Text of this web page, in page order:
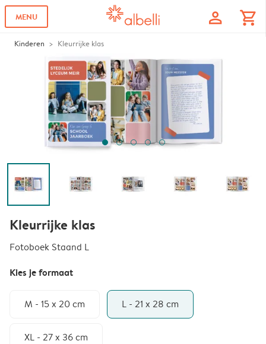
MENU profile shopping_cart
Kinderen Kleurrijke klas
Kleurrijke klas
Fotoboek Staand L
Kies je formaat
M - 15 x 20 cm L - 21 x 28 cm
XL - 27 x 36 cm